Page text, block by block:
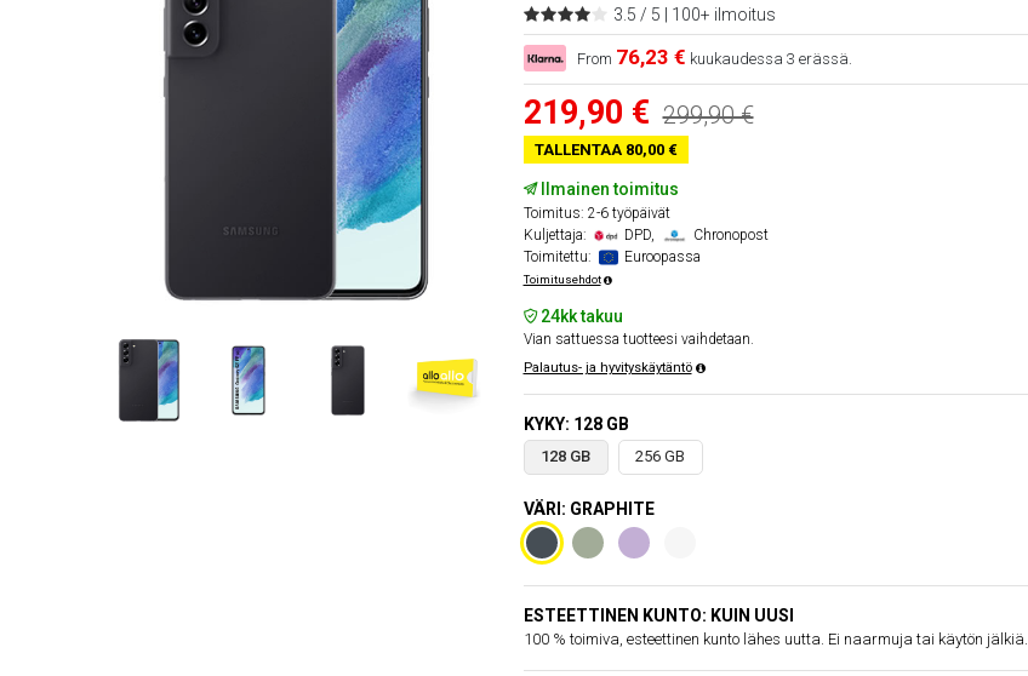
3.5 / 5 | 100+ ilmoitus
From 76,23 € kuukaudessa 3 erässä.
219,90 € 299,90 €
TALLENTAA 80,00 €
Ilmainen toimitus
Toimitus: 2-6 työpäivät
Kuljettaja:
DPD,
Chronopost
Toimitettu:
Euroopassa
Toimitusehdot
24kk takuu
Vian sattuessa tuotteesi vaihdetaan.
Palautus- ja hyvityskäytäntö
KYKY: 128 GB
128 GB 256 GB
VÄRI: GRAPHITE
ESTEETTINEN KUNTO: KUIN UUSI
100 % toimiva, esteettinen kunto lähes uutta. Ei naarmuja tai käytön jälkiä.